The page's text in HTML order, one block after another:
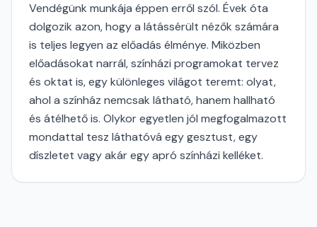
Vendégünk munkája éppen erről szól. Évek óta
dolgozik azon, hogy a látássérült nézők számára
is teljes legyen az előadás élménye. Miközben
előadásokat narrál, színházi programokat tervez
és oktat is, egy különleges világot teremt: olyat,
ahol a színház nemcsak látható, hanem hallható
és átélhető is. Olykor egyetlen jól megfogalmazott
mondattal tesz láthatóvá egy gesztust, egy
díszletet vagy akár egy apró színházi kelléket.